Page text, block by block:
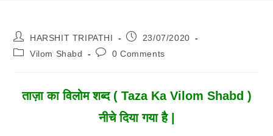
Post
Author:
HARSHIT TRIPATHI
Post23/07/2020
PostVilom Shabd
Post0 Comments
ताज़ा का विलोम शब्द ( Taza Ka Vilom Shabd )
नीचे दिया गया है |